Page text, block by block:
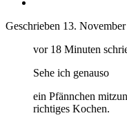
Geschrieben 13.
vor 18 Minuten
Sehe ich genauso
ein Pfännchen
richtiges Kochen.